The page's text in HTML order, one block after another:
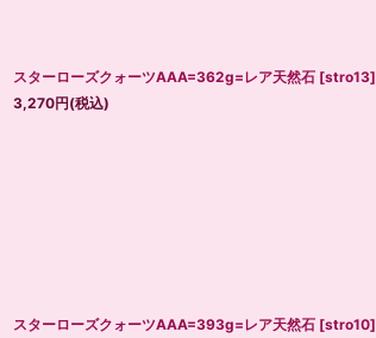
スターローズクォーツAAA=362g=レア天然石 [stro13]
3,270円(税込)
スターローズクォーツAAA=393g=レア天然石 [stro10]